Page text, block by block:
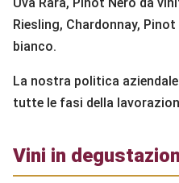
Riesling, Chardonnay,
bianco.
La nostra politica
tutte le fasi della
Vini in